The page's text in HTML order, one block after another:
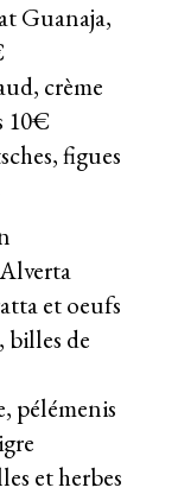
Guanaja,
crème
10€
figues
et oeufs
billes de
pélémenis
et herbes